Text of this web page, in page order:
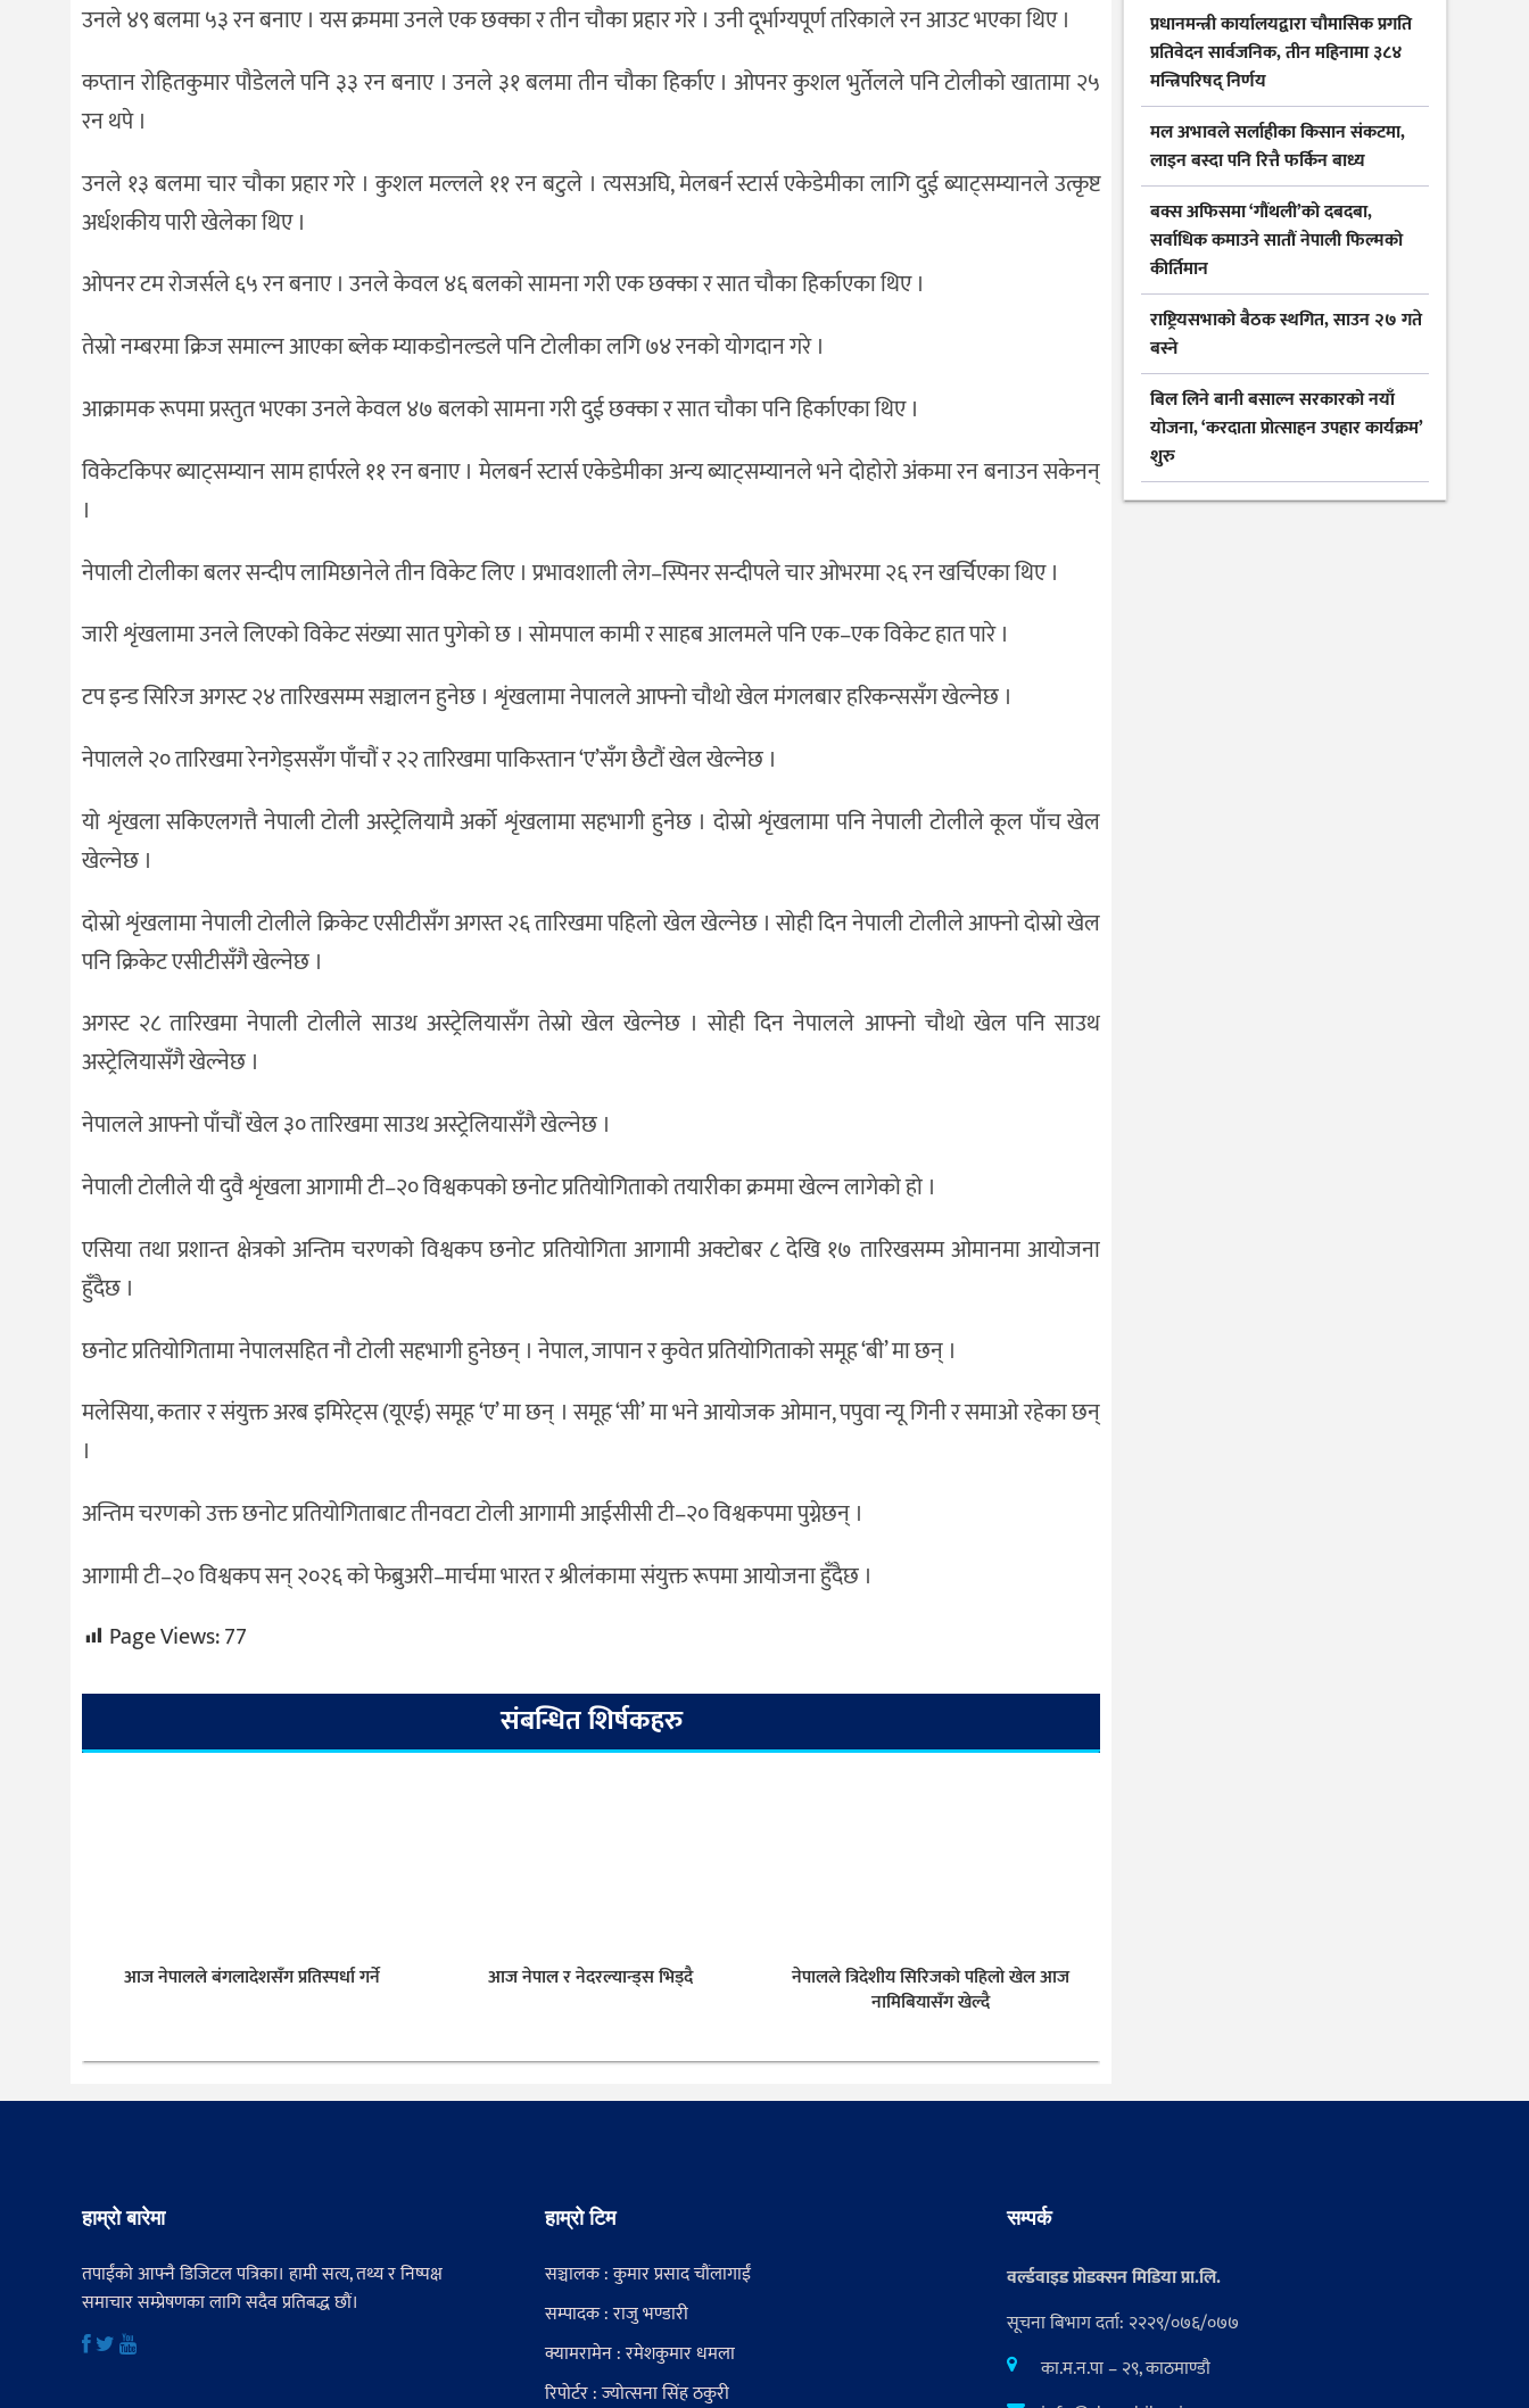
उनले ४९ बलमा ५३ रन बनाए । यस क्रममा उनले एक छक्का र तीन चौका प्रहार गरे । उनी दूर्भाग्यपूर्ण तरिकाले रन आउट भएका थिए ।
कप्तान रोहितकुमार पौडेलले पनि ३३ रन बनाए । उनले ३१ बलमा तीन चौका हिर्काए । ओपनर कुशल भुर्तेलले पनि टोलीको खातामा २५
रन थपे ।
उनले १३ बलमा चार चौका प्रहार गरे । कुशल मल्लले ११ रन बटुले । त्यसअघि, मेलबर्न स्टार्स एकेडेमीका लागि दुई ब्याट्सम्यानले उत्कृष्ट
अर्धशकीय पारी खेलेका थिए ।
ओपनर टम रोजर्सले ६५ रन बनाए । उनले केवल ४६ बलको सामना गरी एक छक्का र सात चौका हिर्काएका थिए ।
तेस्रो नम्बरमा क्रिज समाल्न आएका ब्लेक म्याकडोनल्डले पनि टोलीका लगि ७४ रनको योगदान गरे ।
आक्रामक रूपमा प्रस्तुत भएका उनले केवल ४७ बलको सामना गरी दुई छक्का र सात चौका पनि हिर्काएका थिए ।
विकेटकिपर ब्याट्सम्यान साम हार्परले ११ रन बनाए । मेलबर्न स्टार्स एकेडेमीका अन्य ब्याट्सम्यानले भने दोहोरो अंकमा रन बनाउन सकेनन्
।
नेपाली टोलीका बलर सन्दीप लामिछानेले तीन विकेट लिए । प्रभावशाली लेग–स्पिनर सन्दीपले चार ओभरमा २६ रन खर्चिएका थिए ।
जारी शृंखलामा उनले लिएको विकेट संख्या सात पुगेको छ । सोमपाल कामी र साहब आलमले पनि एक–एक विकेट हात पारे ।
टप इन्ड सिरिज अगस्ट २४ तारिखसम्म सञ्चालन हुनेछ । शृंखलामा नेपालले आफ्नो चौथो खेल मंगलबार हरिकन्ससँग खेल्नेछ ।
नेपालले २० तारिखमा रेनगेड्ससँग पाँचौं र २२ तारिखमा पाकिस्तान ‘ए’सँग छैटौं खेल खेल्नेछ ।
यो शृंखला सकिएलगत्तै नेपाली टोली अस्ट्रेलियामै अर्को शृंखलामा सहभागी हुनेछ । दोस्रो शृंखलामा पनि नेपाली टोलीले कूल पाँच खेल
खेल्नेछ ।
दोस्रो शृंखलामा नेपाली टोलीले क्रिकेट एसीटीसँग अगस्त २६ तारिखमा पहिलो खेल खेल्नेछ । सोही दिन नेपाली टोलीले आफ्नो दोस्रो खेल
पनि क्रिकेट एसीटीसँगै खेल्नेछ ।
अगस्ट २८ तारिखमा नेपाली टोलीले साउथ अस्ट्रेलियासँग तेस्रो खेल खेल्नेछ । सोही दिन नेपालले आफ्नो चौथो खेल पनि साउथ
अस्ट्रेलियासँगै खेल्नेछ ।
नेपालले आफ्नो पाँचौं खेल ३० तारिखमा साउथ अस्ट्रेलियासँगै खेल्नेछ ।
नेपाली टोलीले यी दुवै शृंखला आगामी टी–२० विश्वकपको छनोट प्रतियोगिताको तयारीका क्रममा खेल्न लागेको हो ।
एसिया तथा प्रशान्त क्षेत्रको अन्तिम चरणको विश्वकप छनोट प्रतियोगिता आगामी अक्टोबर ८ देखि १७ तारिखसम्म ओमानमा आयोजना
हुँदैछ ।
छनोट प्रतियोगितामा नेपालसहित नौ टोली सहभागी हुनेछन् । नेपाल, जापान र कुवेत प्रतियोगिताको समूह ‘बी’ मा छन् ।
मलेसिया, कतार र संयुक्त अरब इमिरेट्स (यूएई) समूह ‘ए’ मा छन् । समूह ‘सी’ मा भने आयोजक ओमान, पपुवा न्यू गिनी र समाओ रहेका छन्
।
अन्तिम चरणको उक्त छनोट प्रतियोगिताबाट तीनवटा टोली आगामी आईसीसी टी–२० विश्वकपमा पुग्नेछन् ।
आगामी टी–२० विश्वकप सन् २०२६ को फेब्रुअरी–मार्चमा भारत र श्रीलंकामा संयुक्त रूपमा आयोजना हुँदैछ ।
Page Views:77
संबन्धित शिर्षकहरु
आज नेपालले बंगलादेशसँग प्रतिस्पर्धा गर्ने आज नेपाल र नेदरल्यान्ड्स भिड्दै
नेपालले त्रिदेशीय सिरिजको पहिलो खेल आज
नामिबियासँग खेल्दै
प्रधानमन्त्री कार्यालयद्वारा चौमासिक प्रगति
प्रतिवेदन सार्वजनिक, तीन महिनामा ३८४
मन्त्रिपरिषद् निर्णय
मल अभावले सर्लाहीका किसान संकटमा,
लाइन बस्दा पनि रित्तै फर्किन बाध्य
बक्स अफिसमा ‘गौंथली’को दबदबा,
सर्वाधिक कमाउने सातौं नेपाली फिल्मको
कीर्तिमान
राष्ट्रियसभाको बैठक स्थगित, साउन २७ गते
बस्ने
बिल लिने बानी बसाल्न सरकारको नयाँ
योजना, ‘करदाता प्रोत्साहन उपहार कार्यक्रम’
शुरु
हाम्रो बारेमा
तपाईंको आफ्नै डिजिटल पत्रिका। हामी सत्य, तथ्य र निष्पक्ष
समाचार सम्प्रेषणका लागि सदैव प्रतिबद्ध छौं।
हाम्रो टिम
सञ्चालक : कुमार प्रसाद चौंलागाईं
सम्पादक : राजु भण्डारी
क्यामरामेन : रमेशकुमार धमला
रिपोर्टर : ज्योत्सना सिंह ठकुरी
सम्पर्क
वर्ल्डवाइड प्रोडक्सन मिडिया प्रा.लि.
सूचना बिभाग दर्ता: २२२९/०७६/०७७
का.म.न.पा – २९, काठमाण्डौ